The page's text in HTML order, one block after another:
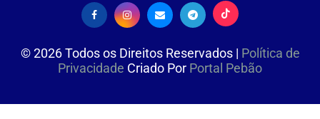
©2026Todos os Direitos Reservados | Política de
Privacidade Criado Por Portal Pebão